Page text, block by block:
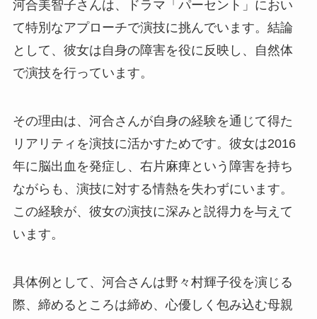
河合美智子さんは、ドラマ「パーセント」におい
て特別なアプローチで演技に挑んでいます。結論
として、彼女は自身の障害を役に反映し、自然体
で演技を行っています。
その理由は、河合さんが自身の経験を通じて得た
リアリティを演技に活かすためです。彼女は2016
年に脳出血を発症し、右片麻痺という障害を持ち
ながらも、演技に対する情熱を失わずにいます。
この経験が、彼女の演技に深みと説得力を与えて
います。
具体例として、河合さんは野々村輝子役を演じる
際、締めるところは締め、心優しく包み込む母親